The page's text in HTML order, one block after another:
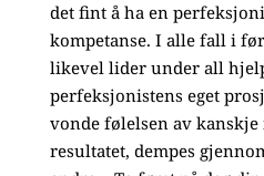
det fint å ha en
kompetanse. I alle fall i
likevel lider under all
perfeksjonistens eget
vonde følelsen av
resultatet, dempes